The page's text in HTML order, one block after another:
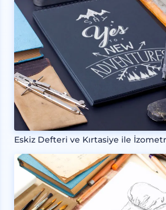
Eskiz Defteri ve Kırtasiye ile